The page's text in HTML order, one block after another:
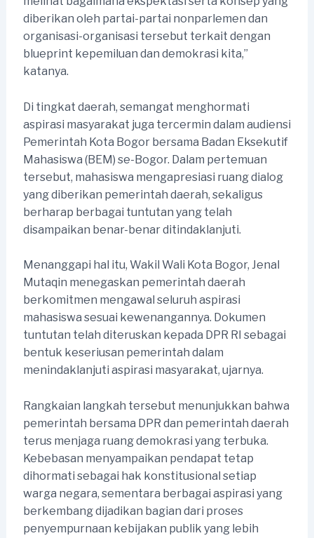
diberikan oleh partai-partai nonparlemen dan
organisasi-organisasi tersebut terkait dengan
blueprint kepemiluan dan demokrasi kita,”
katanya.
Di tingkat daerah, semangat menghormati
aspirasi masyarakat juga tercermin dalam audiensi
Pemerintah Kota Bogor bersama Badan Eksekutif
Mahasiswa (BEM) se-Bogor. Dalam pertemuan
tersebut, mahasiswa mengapresiasi ruang dialog
yang diberikan pemerintah daerah, sekaligus
berharap berbagai tuntutan yang telah
disampaikan benar-benar ditindaklanjuti.
Menanggapi hal itu, Wakil Wali Kota Bogor, Jenal
Mutaqin menegaskan pemerintah daerah
berkomitmen mengawal seluruh aspirasi
mahasiswa sesuai kewenangannya. Dokumen
tuntutan telah diteruskan kepada DPR RI sebagai
bentuk keseriusan pemerintah dalam
menindaklanjuti aspirasi masyarakat, ujarnya.
Rangkaian langkah tersebut menunjukkan bahwa
pemerintah bersama DPR dan pemerintah daerah
terus menjaga ruang demokrasi yang terbuka.
Kebebasan menyampaikan pendapat tetap
dihormati sebagai hak konstitusional setiap
warga negara, sementara berbagai aspirasi yang
berkembang dijadikan bagian dari proses
penyempurnaan kebijakan publik yang lebih